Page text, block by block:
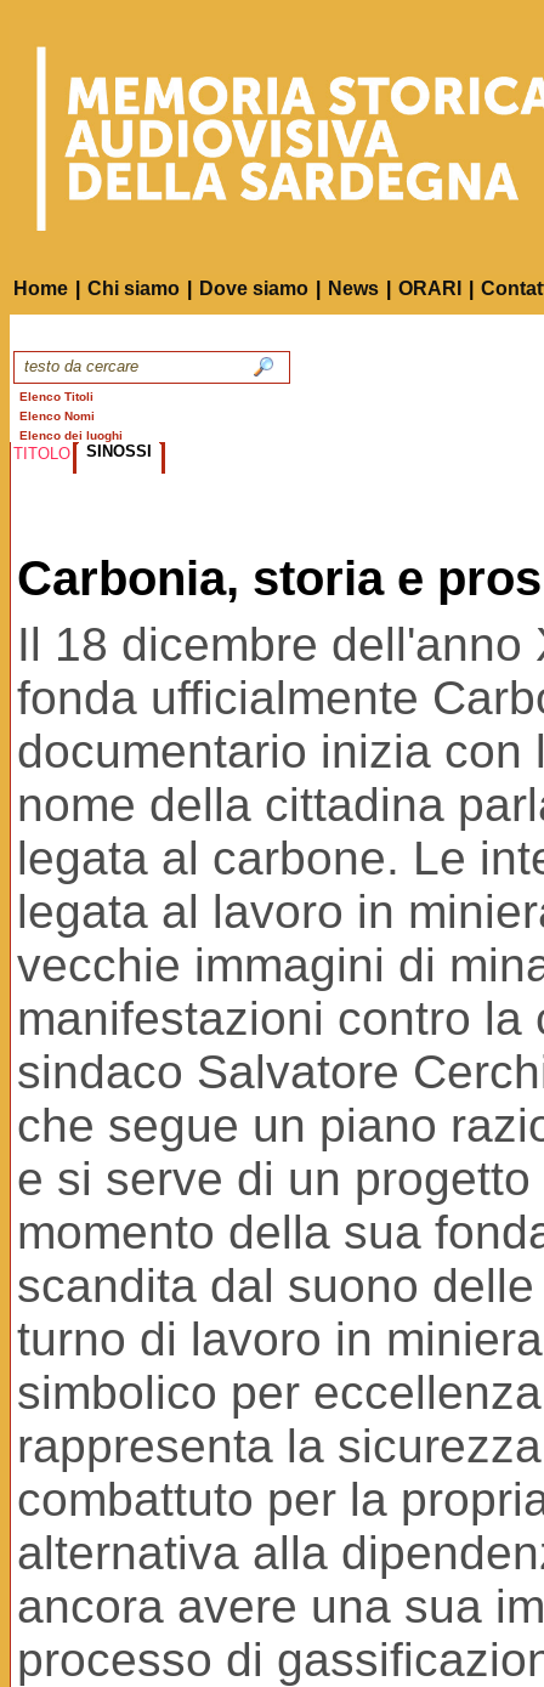
Home Chi siamo Dove siamo News ORARI
Elenco Titoli
Elenco Nomi
Elenco dei luoghi
TITOLO SINOSSI
Carbonia, storia e
Il 18 dicembre
fonda ufficialmente
documentario inizia
nome della cittadina
legata al carbone. Le
legata al lavoro in
vecchie immagini di
manifestazioni contro
sindaco Salvatore
che segue un piano
e si serve di un
momento della sua
scandita dal suono
turno di lavoro in
simbolico per
rappresenta la
combattuto per la
alternativa alla
ancora avere una sua
processo di